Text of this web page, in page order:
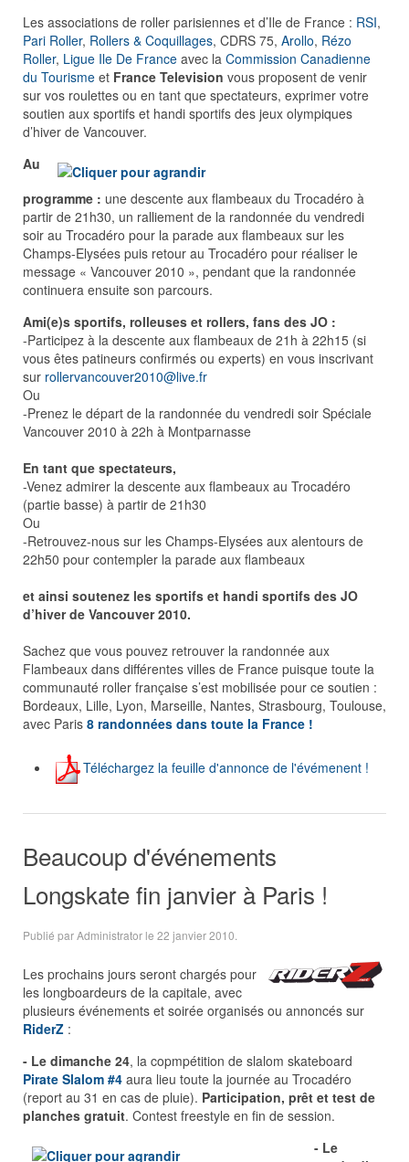
Les associations de roller parisiennes et d’Ile de France : RSI,
Pari Roller, Rollers & Coquillages, CDRS 75, Arollo, Rézo
Roller, Ligue Ile De France avec la Commission Canadienne
du Tourisme et France Television vous proposent de venir
sur vos roulettes ou en tant que spectateurs, exprimer votre
soutien aux sportifs et handi sportifs des jeux olympiques
d’hiver de Vancouver.
Au
programme : une descente aux flambeaux du Trocadéro à
partir de 21h30, un ralliement de la randonnée du vendredi
soir au Trocadéro pour la parade aux flambeaux sur les
Champs-Elysées puis retour au Trocadéro pour réaliser le
message « Vancouver 2010 », pendant que la randonnée
continuera ensuite son parcours.
Ami(e)s sportifs, rolleuses et rollers, fans des JO :
-Participez à la descente aux flambeaux de 21h à 22h15 (si
vous êtes patineurs confirmés ou experts) en vous inscrivant
sur rollervancouver2010@live.fr
Ou
-Prenez le départ de la randonnée du vendredi soir Spéciale
Vancouver 2010 à 22h à Montparnasse
En tant que spectateurs,
-Venez admirer la descente aux flambeaux au Trocadéro
(partie basse) à partir de 21h30
Ou
-Retrouvez-nous sur les Champs-Elysées aux alentours de
22h50 pour contempler la parade aux flambeaux
et ainsi soutenez les sportifs et handi sportifs des JO
d’hiver de Vancouver 2010.
Sachez que vous pouvez retrouver la randonnée aux
Flambeaux dans différentes villes de France puisque toute la
communauté roller française s’est mobilisée pour ce soutien :
Bordeaux, Lille, Lyon, Marseille, Nantes, Strasbourg, Toulouse,
avec Paris 8 randonnées dans toute la France !
Téléchargez la feuille d'annonce de l'évémenent !
Beaucoup d'événements
Longskate fin janvier à Paris !
Publié par Administrator le 22 janvier 2010
Les prochains jours seront chargés pour
les longboardeurs de la capitale, avec
plusieurs événements et soirée organisés ou annoncés sur
RiderZ :
- Le dimanche 24, la copmpétition de slalom skateboard
Pirate Slalom #4 aura lieu toute la journée au Trocadéro
(report au 31 en cas de pluie). Participation, prêt et test de
planches gratuit. Contest freestyle en fin de session.
- Le